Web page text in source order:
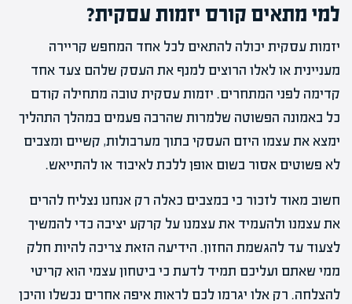
למי מתאים קורס יזמות עסקית?
יזמות עסקית יכולה להתאים לכל אחד המחפש קריירה
מעניינית או לאלו הרוצים למנף את העסק שלהם צעד אחד
קדימה לפני המתחרים. יזמות עסקית טובה מתחילה קודם
כל באמונה הפשוטה שלמרות שהרבה פעמים במהלך התהליך
ימצא את עצמו היזם העסקי בתוך מערבולות, קשיים ומצבים
לא פשוטים אסור בשום אופן ללכת לאיבוד או להתייאש.
חשוב מאוד לזכור כי במצבים כאלה רק אנחנו נצליח להרים
את עצמנו ולהעמיד את עצמנו על קרקע יציבה כדי להמשיך
לצעוד עד להגשמת החזון. הידיעה הזאת צריכה להיות חלק
ממי שאתם ועליכם תמיד לדעת כי ביטחון עצמי הוא קריטי
להצלחה. רק אלו יגרמו לכם לראות איפה אחרים נכשלו והיכן